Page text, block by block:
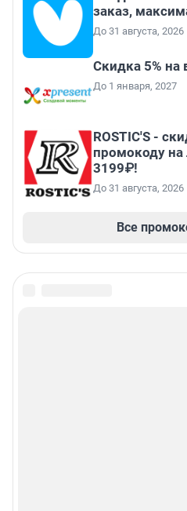
заказ,
До 31 августа, 2026
Скидка 5% на
До 1 января, 2027
ROSTIC'S -
промокоду на
3199₽!
До 31 августа, 2026
Все